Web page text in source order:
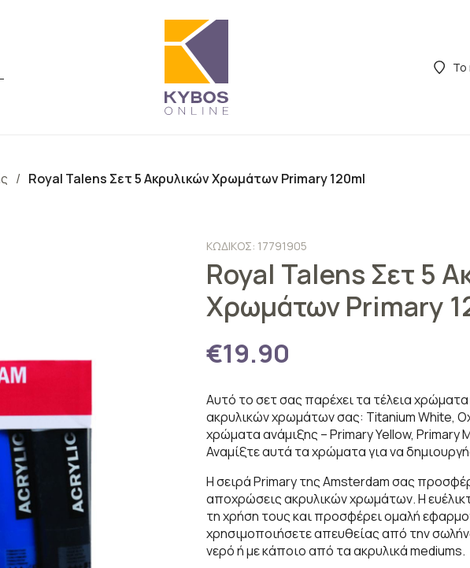
Το
Royal Talens Σετ 5 Ακρυλικών Χρωμάτων Primary 120ml
ΚΩΔΙΚΟΣ: 17791905
Royal Talens Σετ 5
Χρωμάτων Primary
€19.90
Αυτό το σετ σας παρέχει τα τέλεια χρώματα
ακρυλικών χρωμάτων σας: Titanium White,
χρώματα ανάμιξης – Primary Yellow, Primary
Αναμίξτε αυτά τα χρώματα για να
Η σειρά Primary της Amsterdam σας
αποχρώσεις ακρυλικών χρωμάτων. Η
τη χρήση τους και προσφέρει ομαλή
χρησιμοποιήσετε απευθείας από την
νερό ή με κάποιο από τα ακρυλικά mediums.